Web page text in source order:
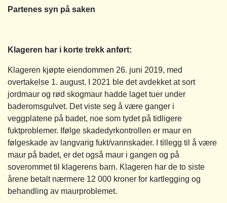
Partenes syn på saken
Klageren har i korte trekk anført:
Klageren kjøpte eiendommen 26. juni 2019, med
overtakelse 1. august. I 2021 ble det avdekket at sort
jordmaur og rød skogmaur hadde laget tuer under
baderomsgulvet. Det viste seg å være ganger i
veggplatene på badet, noe som tydet på tidligere
fuktproblemer. Ifølge skadedyrkontrollen er maur en
følgeskade av langvarig fukt/vannskader. I tillegg til å være
maur på badet, er det også maur i gangen og på
soverommet til klagerens barn. Klageren har de to siste
årene betalt nærmere 12 000 kroner for kartlegging og
behandling av maurproblemet.